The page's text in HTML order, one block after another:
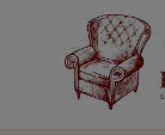
La
centro:
di Milano